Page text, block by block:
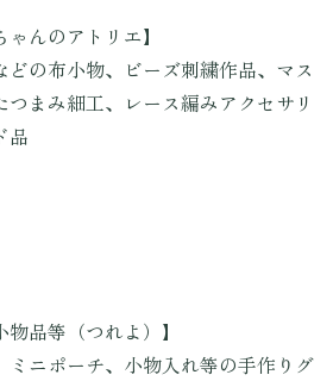
ゃんのアトリエ】
どの布小物、ビーズ刺繍作品、マス
まみ細工、レース編みアクセサリ
品
物品等（つれよ）】
ミニポーチ、小物入れ等の手作りグ